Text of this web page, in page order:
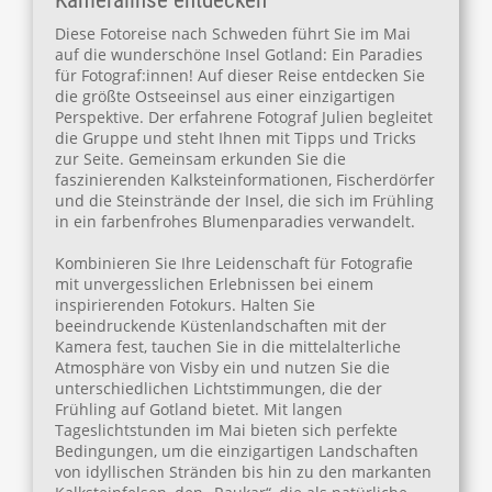
Diese Fotoreise nach Schweden führt Sie im Mai
auf die wunderschöne Insel Gotland: Ein Paradies
für Fotograf:innen! Auf dieser Reise entdecken Sie
die größte Ostseeinsel aus einer einzigartigen
Perspektive. Der erfahrene Fotograf Julien begleitet
die Gruppe und steht Ihnen mit Tipps und Tricks
zur Seite. Gemeinsam erkunden Sie die
faszinierenden Kalksteinformationen, Fischerdörfer
und die Steinstrände der Insel, die sich im Frühling
in ein farbenfrohes Blumenparadies verwandelt.
Kombinieren Sie Ihre Leidenschaft für Fotografie
mit unvergesslichen Erlebnissen bei einem
inspirierenden Fotokurs. Halten Sie
beeindruckende Küstenlandschaften mit der
Kamera fest, tauchen Sie in die mittelalterliche
Atmosphäre von Visby ein und nutzen Sie die
unterschiedlichen Lichtstimmungen, die der
Frühling auf Gotland bietet. Mit langen
Tageslichtstunden im Mai bieten sich perfekte
Bedingungen, um die einzigartigen Landschaften
von idyllischen Stränden bis hin zu den markanten